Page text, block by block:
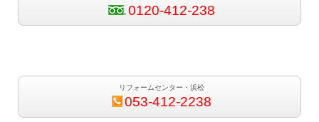
0120-412-238
リフォームセンター・浜松
053-412-2238